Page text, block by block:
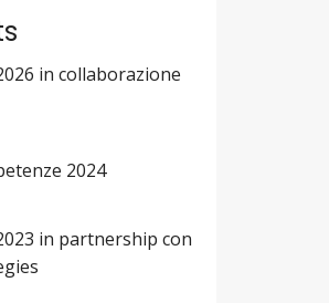
in collaborazione
2024
in partnership con